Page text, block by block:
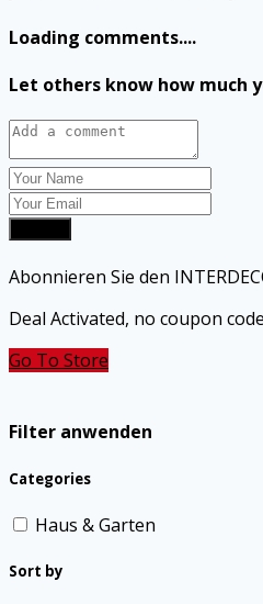
Loading comments....
Let others know how much
Abonnieren Sie den
Deal Activated, no coupon
Go To Store
Filter anwenden
Categories
Haus & Garten
Sort by